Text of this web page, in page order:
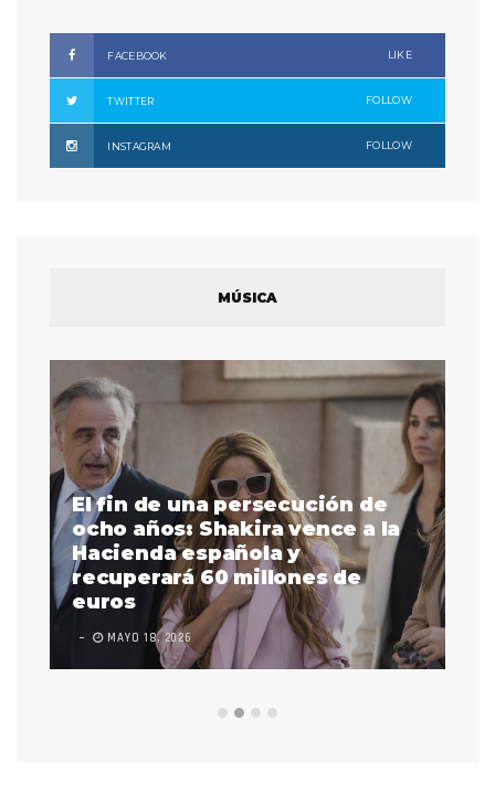
FACEBOOK LIKE
TWITTER FOLLOW
INSTAGRAM FOLLOW
MÚSICA
El fin de una persecución de
ocho años: Shakira vence a la
Hacienda española y
recuperará 60 millones de
euros
MAYO 18, 2026